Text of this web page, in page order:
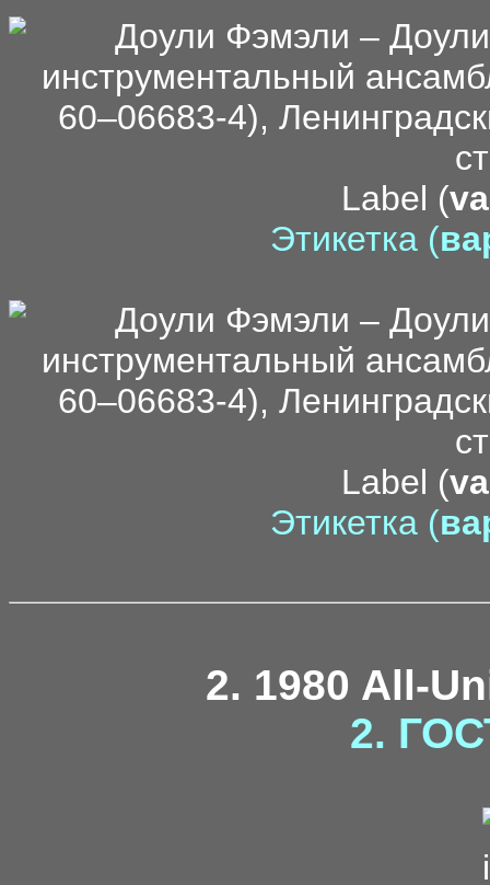
Label (
Этикетка (
Label (
Этикетка (
2. 1980 All-
2.